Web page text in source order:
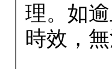
理。如
時效，無